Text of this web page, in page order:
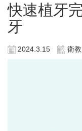
快速植牙
牙
2024.3.15 衛